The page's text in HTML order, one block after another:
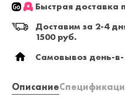
Быстрая доставка
Доставим за 2-4
1500 руб.
Самовывоз день-
Описание